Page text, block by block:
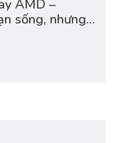
AMD –
sống, nhưng